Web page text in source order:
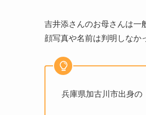
吉井添さんのお母さんは一
顔写真や名前は判明しなか
兵庫県加古川市出身の